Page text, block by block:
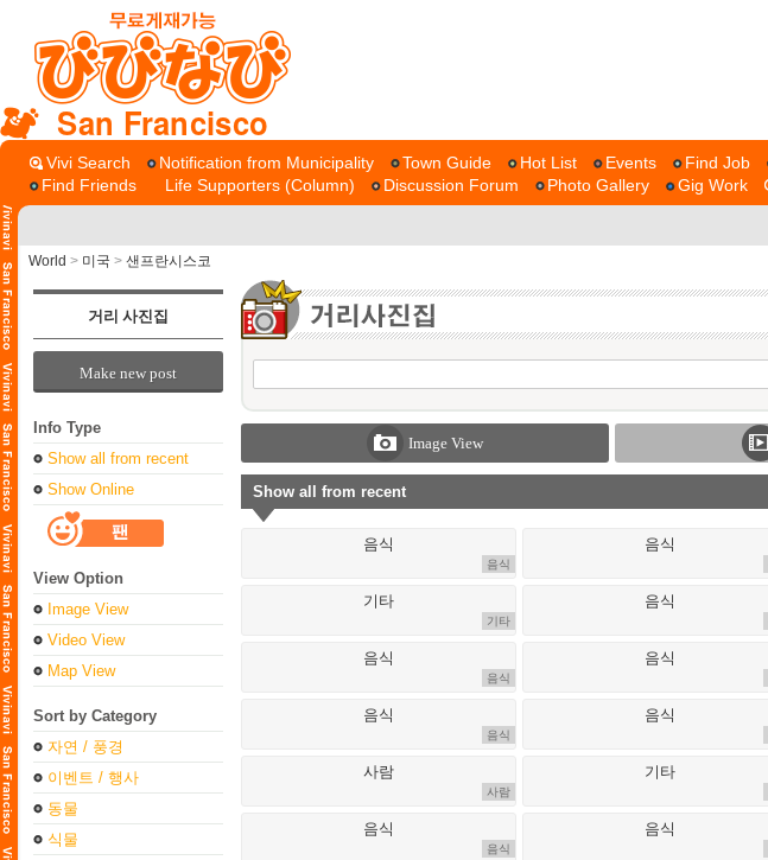
San Francisco
Vivi Search Notification from Municipality Town Guide Hot List Events Find Job
Find Friends
Life Supporters (Column) Discussion Forum Photo Gallery Gig Work
World > 미국 > 샌프란시스코
거리 사진집
Make new post
Info Type
Show all from recent
Show Online
View Option
Image View
Video View
Map View
Sort by Category
자연 / 풍경
이벤트 / 행사
동물
식물
Image View
Show all from recent
음식
기타
음식
음식
사람
음식